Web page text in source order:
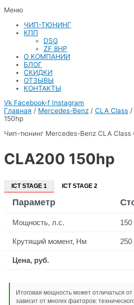
Меню
ЧИП-ТЮНИНГ
КПП
DSG
ZF 8HP
О КОМПАНИИ
БЛОГ
СКИДКИ
ОТЗЫВЫ
КОНТАКТЫ
Vk Facebook-f Instagram
Главная / Mercedes-Benz / CLA Class /
150hp
Чип-тюнинг Mercedes-Benz CLA Class
CLA200 150hp
ICT STAGE 1 ICT STAGE 2
Параметр
Мощность, л.с. 150
Крутящий момент, Нм 250
Цена, руб.
Итоговая мощность может отличаться
зависит от многих факторов: